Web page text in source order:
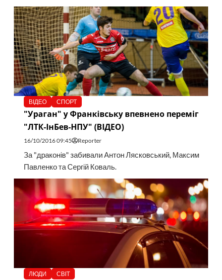
ВІДЕО СПОРТ
"Ураган" у Франківську впевнено переміг
"ЛТК-ІнБев-НПУ" (ВІДЕО)
16/10/2016 09:45 Reporter
За "драконів" забивали Антон Лясковський, Максим
Павленко та Сергій Коваль.
ЛЮДИ СВІТ